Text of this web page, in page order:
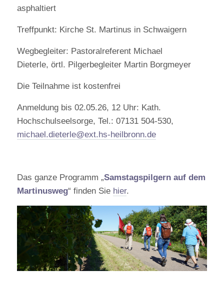
asphaltiert
Treffpunkt: Kirche St. Martinus in Schwaigern
Wegbegleiter: Pastoralreferent Michael
Dieterle, örtl. Pilgerbegleiter Martin Borgmeyer
Die Teilnahme ist kostenfrei
Anmeldung bis 02.05.26, 12 Uhr: Kath.
Hochschulseelsorge, Tel.: 07131 504-530,
michael.dieterle@ext.hs-heilbronn.de
Das ganze Programm „Samstagspilgern auf dem
Martinusweg“ finden Sie hier.